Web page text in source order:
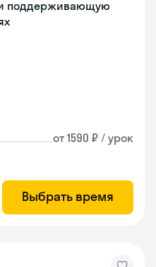
и поддерживающую
от 1590 ₽ / урок
Выбрать время